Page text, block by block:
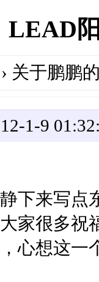
LEAD
› 关于鹏鹏
1-9
下来写点
家很多祝
心想这一